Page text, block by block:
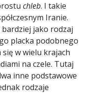
chleb. I takie
Iranie.
bardziej jako rodzaj
placka podobnego
w wielu krajach
na czele. Tutaj
inne podstawowe
rodzaje